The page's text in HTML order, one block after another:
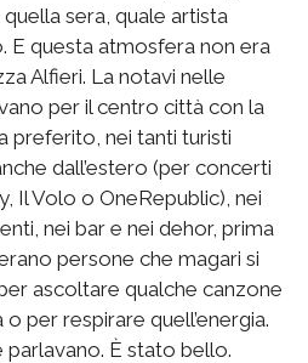
sera, quale artista
E questa atmosfera non era
Alfieri. La notavi nelle
per il centro città con la
preferito, nei tanti turisti
dall’estero (per concerti
Il Volo o OneRepublic), nei
nei bar e nei dehor, prima
persone che magari si
ascoltare qualche canzone
per respirare quell’energia.
parlavano. È stato bello.